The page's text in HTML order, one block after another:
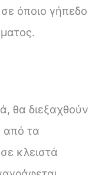
όποιο γήπεδο
θα διεξαχθούν
από τα
κλειστά